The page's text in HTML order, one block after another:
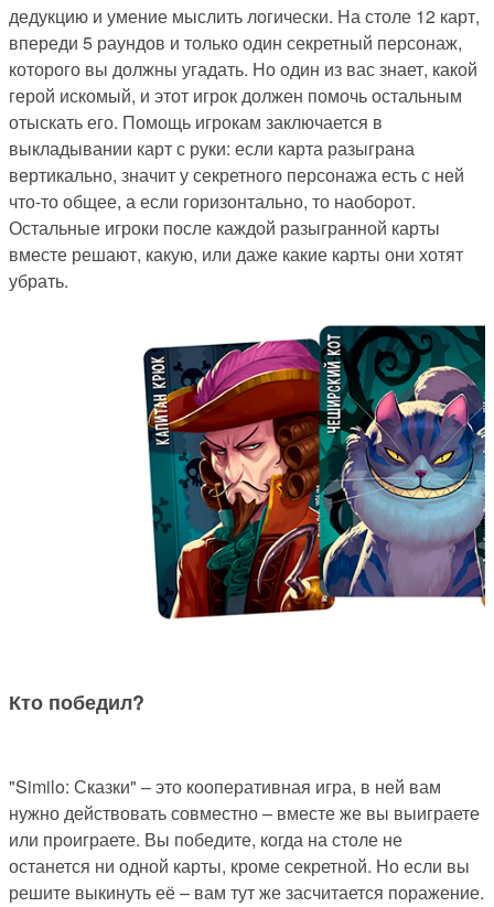
дедукцию и умение мыслить логически. На столе 12 карт,
впереди 5 раундов и только один секретный персонаж,
которого вы должны угадать. Но один из вас знает, какой
герой искомый, и этот игрок должен помочь остальным
отыскать его. Помощь игрокам заключается в
выкладывании карт с руки: если карта разыграна
вертикально, значит у секретного персонажа есть с ней
что-то общее, а если горизонтально, то наоборот.
Остальные игроки после каждой разыгранной карты
вместе решают, какую, или даже какие карты они хотят
убрать.
Кто победил?
"Similo: Сказки" – это кооперативная игра, в ней вам
нужно действовать совместно – вместе же вы выиграете
или проиграете. Вы победите, когда на столе не
останется ни одной карты, кроме секретной. Но если вы
решите выкинуть её – вам тут же засчитается поражение.